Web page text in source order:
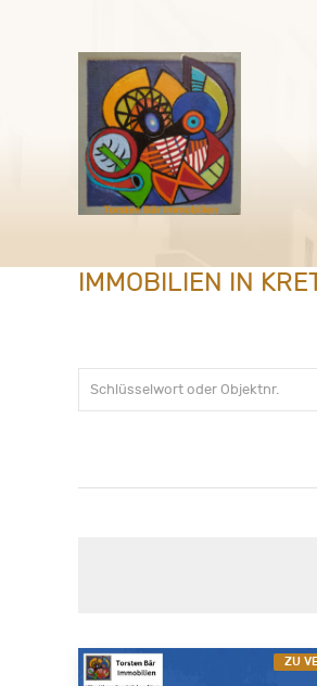
IMMOBILIEN IN
ZU